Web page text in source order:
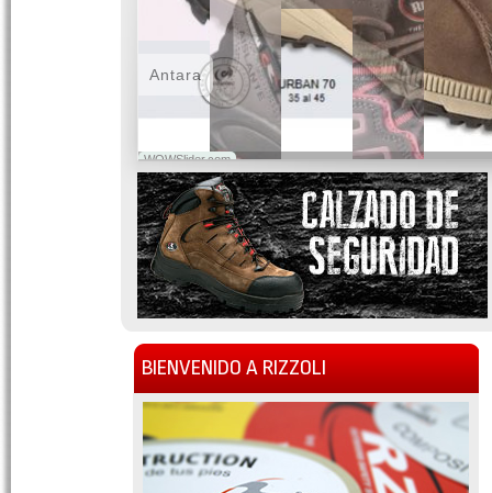
WOWSlider.com
Antara
BIENVENIDO A RIZZOLI